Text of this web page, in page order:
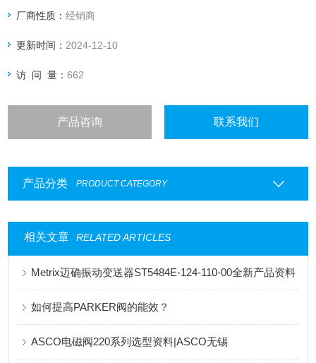
货给我们提供固定折扣，确保我们给客户惠的价格。
渠道广: 除了现货，我们跟欧洲许多有直接的业务关系，使我
们可以采购到由于保护而不能报价的品。
厂商性质：经销商
更新时间： 2024-12-10
访 问 量：662
产品咨询 联系我们
产品分类 PRODUCT CATEGORY
相关文章 RELATED ARTICLES
Metrix迈确振动变送器ST5484E-124-110-00全新产品资料
如何提高PARKER阀的能效？
ASCO电磁阀220系列选型资料|ASCO无锡